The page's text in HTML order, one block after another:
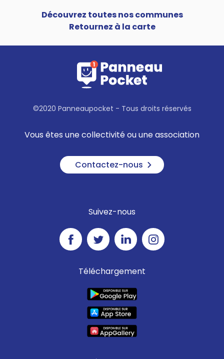
Découvrez toutes nos communes
Retournez à la carte
©2020 Panneaupocket - Tous droits réservés
Vous êtes une collectivité ou une association
Contactez-nous
Suivez-nous
Téléchargement